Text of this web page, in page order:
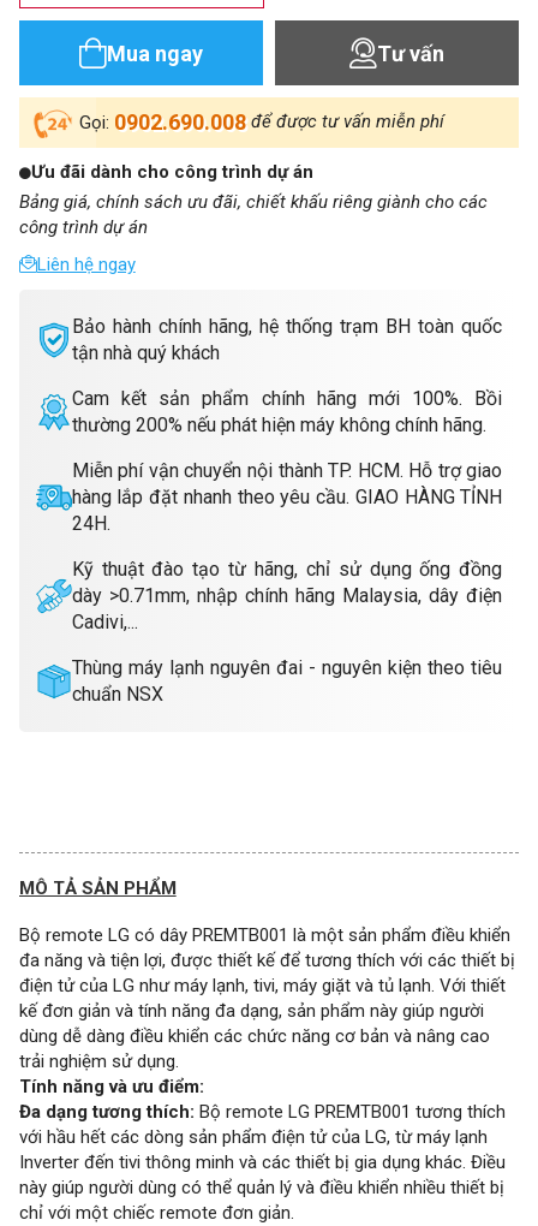
Mua ngay Tư vấn
Gọi: 0902.690.008 để được tư vấn miễn phí
Bảo hành chính hãng, hệ thống trạm BH toàn quốc
tận nhà quý khách
Cam kết sản phẩm chính hãng mới 100%. Bồi
thường 200% nếu phát hiện máy không chính hãng.
Miễn phí vận chuyển nội thành TP. HCM. Hỗ trợ giao
hàng lắp đặt nhanh theo yêu cầu. GIAO HÀNG TỈNH
24H.
Kỹ thuật đào tạo từ hãng, chỉ sử dụng ống đồng
dày >0.71mm, nhập chính hãng Malaysia, dây điện
Cadivi,...
Thùng máy lạnh nguyên đai - nguyên kiện theo tiêu
chuẩn NSX
Ưu đãi dành cho công trình dự án
Bảng giá, chính sách ưu đãi, chiết khấu riêng giành cho các
công trình dự án
Liên hệ ngay
MÔ TẢ SẢN PHẨM
Bộ remote LG có dây PREMTB001 là một sản phẩm điều khiển
đa năng và tiện lợi, được thiết kế để tương thích với các thiết bị
điện tử của LG như máy lạnh, tivi, máy giặt và tủ lạnh. Với thiết
kế đơn giản và tính năng đa dạng, sản phẩm này giúp người
dùng dễ dàng điều khiển các chức năng cơ bản và nâng cao
trải nghiệm sử dụng.
Tính năng và ưu điểm:
Đa dạng tương thích: Bộ remote LG PREMTB001 tương thích
với hầu hết các dòng sản phẩm điện tử của LG, từ máy lạnh
Inverter đến tivi thông minh và các thiết bị gia dụng khác. Điều
này giúp người dùng có thể quản lý và điều khiển nhiều thiết bị
chỉ với một chiếc remote đơn giản.